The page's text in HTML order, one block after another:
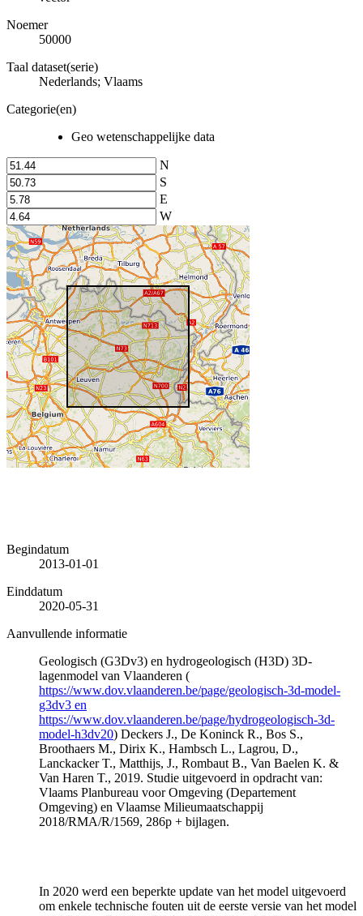
Noemer
50000
Taal dataset(serie)
Nederlands; Vlaams
Categorie(en)
Geo wetenschappelijke data
N
S
E
W
Begindatum
2013-01-01
Einddatum
2020-05-31
Aanvullende informatie
Geologisch (G3Dv3) en hydrogeologisch (H3D) 3D-
lagenmodel van Vlaanderen (
https://www.dov.vlaanderen.be/page/geologisch-3d-model-
g3dv3 en
https://www.dov.vlaanderen.be/page/hydrogeologisch-3d-
model-h3dv20) Deckers J., De Koninck R., Bos S.,
Broothaers M., Dirix K., Hambsch L., Lagrou, D.,
Lanckacker T., Matthijs, J., Rombaut B., Van Baelen K. &
Van Haren T., 2019. Studie uitgevoerd in opdracht van:
Vlaams Planbureau voor Omgeving (Departement
Omgeving) en Vlaamse Milieumaatschappij
2018/RMA/R/1569, 286p + bijlagen.
In 2020 werd een beperkte update van het model uitgevoerd
om enkele technische fouten uit de eerste versie van het model